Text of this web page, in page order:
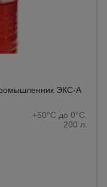
ЭКС-А
+50°C до 0°C.
200 л.